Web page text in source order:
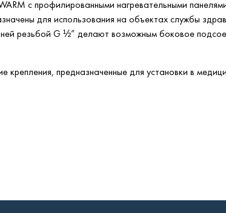
с профилированными нагревательными
для использования на объектах службы
резьбой G ½” делают возможным боковое
крепления, предназначенные для установки в